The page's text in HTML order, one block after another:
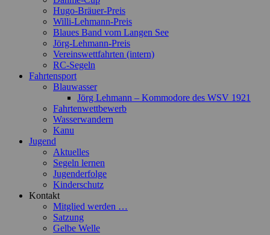
Hugo-Bräuer-Preis
Willi-Lehmann-Preis
Blaues Band vom Langen See
Jörg-Lehmann-Preis
Vereinswettfahrten (intern)
RC-Segeln
Fahrtensport
Blauwasser
Jörg Lehmann – Kommodore des WSV 1921
Fahrtenwettbewerb
Wasserwandern
Kanu
Jugend
Aktuelles
Segeln lernen
Jugenderfolge
Kinderschutz
Kontakt
Mitglied werden …
Satzung
Gelbe Welle